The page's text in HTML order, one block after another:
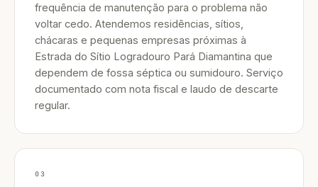
frequência de manutenção para o problema não
voltar cedo. Atendemos residências, sítios,
chácaras e pequenas empresas próximas à
Estrada do Sítio Logradouro Pará Diamantina que
dependem de fossa séptica ou sumidouro. Serviço
documentado com nota fiscal e laudo de descarte
regular.
03